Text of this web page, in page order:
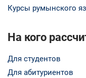
Курсы румынского
На кого
Для студентов
Для абитуриентов